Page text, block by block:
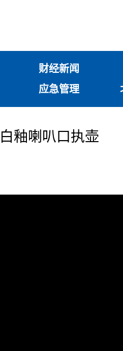
财经新闻
应急管理
釉喇叭口执壶